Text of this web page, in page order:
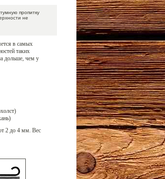
пропитку
не
в самых
таких
дольше, чем у
2 до 4 мм. Вес